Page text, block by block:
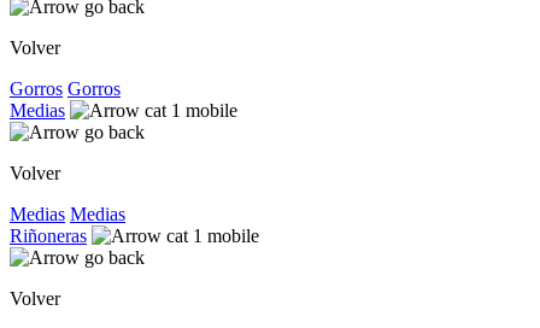
Volver
Gorros Gorros
Medias
Volver
Medias Medias
Riñoneras
Volver